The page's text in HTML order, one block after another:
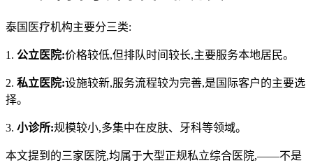
泰国医疗机构主要分三类:
1. 公立医院:价格较低,但排队时间较长,主要服务本地居民。
2. 私立医院:设施较新,服务流程较为完善,是国际客户的主要选
择。
3. 小诊所:规模较小,多集中在皮肤、牙科等领域。
本文提到的三家医院,均属于大型正规私立综合医院,——不是